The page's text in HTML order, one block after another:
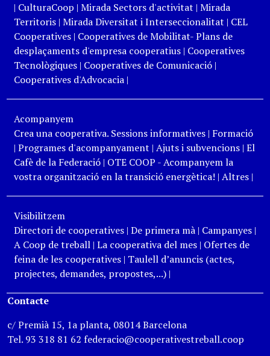
| CulturaCoop | Mirada Sectors d'activitat | Mirada
Territoris| Mirada Diversitat i Interseccionalitat | CEL
Cooperatives| Cooperatives de Mobilitat- Plans de
desplaçaments d'empresa cooperatius| Cooperatives
Tecnològiques| Cooperatives de Comunicació|
Cooperatives d'Advocacia|
Acompanyem
Crea una cooperativa. Sessions informatives| Formació
| Programes d'acompanyament | Ajuts i subvencions| El
Cafè de la Federació| OTE COOP - Acompanyem la
vostra organització en la transició energètica! | Altres|
Visibilitzem
Directori de cooperatives| De primera mà| Campanyes|
A Coop de treball| La cooperativa del mes| Ofertes de
feina de les cooperatives| Taulell d’anuncis (actes,
projectes, demandes, propostes,...)|
Contacte
c/ Premià 15, 1a planta, 08014 Barcelona
Tel. 93 318 81 62 federacio@cooperativestreball.coop